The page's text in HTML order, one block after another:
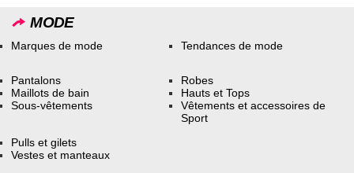
MODE
Marques de mode Tendances de mode
Pantalons
Maillots de bain
Sous-vêtements
Robes
Hauts et Tops
Vêtements et accessoires de
Sport
Pulls et gilets
Vestes et manteaux